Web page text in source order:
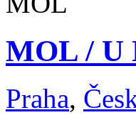
MOL / U
Praha,